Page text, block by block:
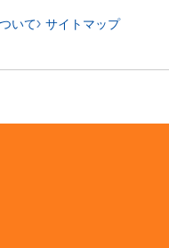
いて サイトマップ